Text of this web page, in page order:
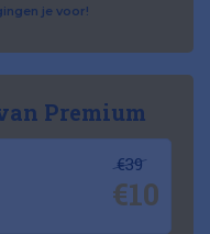
je voor!
Premium
€39
€10